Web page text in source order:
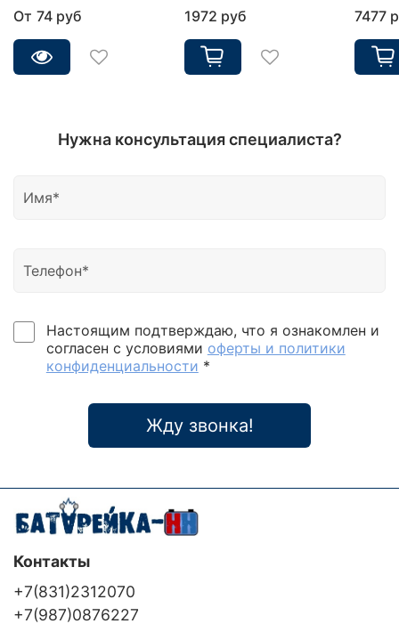
От 74 руб 1972 руб 7477
Нужна консультация специалиста?
Настоящим подтверждаю, что я ознакомлен и
согласен с условиями оферты и политики
конфиденциальности *
Жду звонка!
Контакты
+7(831)2312070
+7(987)0876227